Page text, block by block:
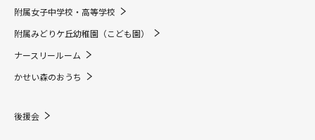
附属女子中学校・高等学校
附属みどりケ丘幼稚園（こども園）
ナースリールーム
かせい森のおうち
後援会